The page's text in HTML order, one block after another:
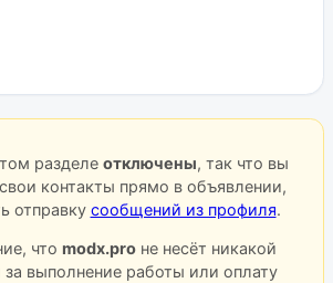
разделе отключены, так что вы
контакты прямо в объявлении,
отправку сообщений из профиля.
что modx.proне несёт никакой
за выполнение работы или оплату